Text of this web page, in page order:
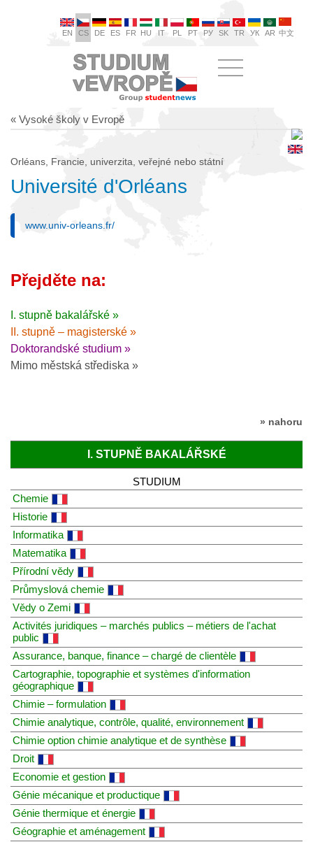
EN CS DE ES FR HU IT PL PT РУ SK TR УК AR 中文
« Vysoké školy v Evropě
Orléans, Francie, univerzita, veřejné nebo státní
Université d'Orléans
www.univ-orleans.fr/
Přejděte na:
I. stupně bakalářské »
II. stupně – magisterské »
Doktorandské studium »
Mimo městská střediska »
» nahoru
I. STUPNĚ BAKALÁŘSKÉ
STUDIUM
Chemie
Historie
Informatika
Matematika
Přírodní vědy
Průmyslová chemie
Vědy o Zemi
Activités juridiques – marchés publics – métiers de l'achat
public
Assurance, banque, finance – chargé de clientèle
Cartographie, topographie et systèmes d'information
géographique
Chimie – formulation
Chimie analytique, contrôle, qualité, environnement
Chimie option chimie analytique et de synthèse
Droit
Economie et gestion
Génie mécanique et productique
Génie thermique et énergie
Géographie et aménagement